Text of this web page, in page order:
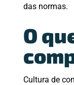
das normas.
O
Cultura de